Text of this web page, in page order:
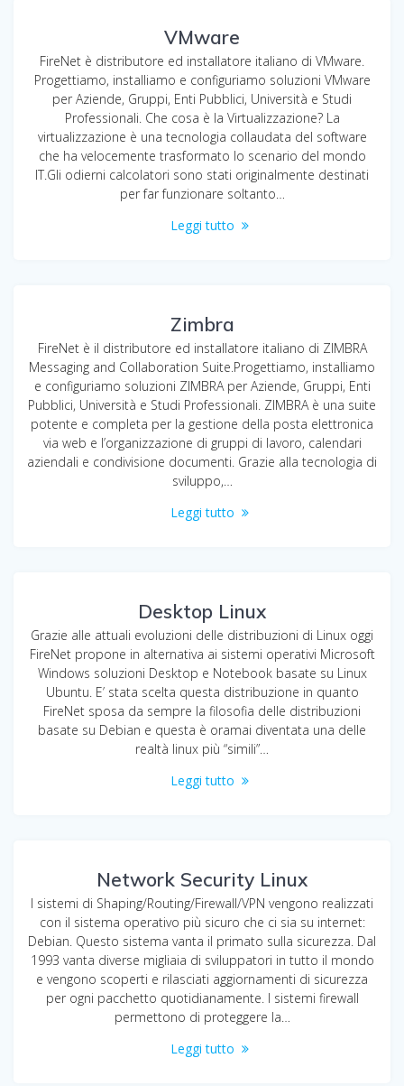
VMware
FireNet è distributore ed installatore italiano di VMware.
Progettiamo, installiamo e configuriamo soluzioni VMware
per Aziende, Gruppi, Enti Pubblici, Università e Studi
Professionali. Che cosa è la Virtualizzazione? La
virtualizzazione è una tecnologia collaudata del software
che ha velocemente trasformato lo scenario del mondo
IT.Gli odierni calcolatori sono stati originalmente destinati
per far funzionare soltanto…
Leggi tutto
Zimbra
FireNet è il distributore ed installatore italiano di ZIMBRA
Messaging and Collaboration Suite.Progettiamo, installiamo
e configuriamo soluzioni ZIMBRA per Aziende, Gruppi, Enti
Pubblici, Università e Studi Professionali. ZIMBRA è una suite
potente e completa per la gestione della posta elettronica
via web e l’organizzazione di gruppi di lavoro, calendari
aziendali e condivisione documenti. Grazie alla tecnologia di
sviluppo,…
Leggi tutto
Desktop Linux
Grazie alle attuali evoluzioni delle distribuzioni di Linux oggi
FireNet propone in alternativa ai sistemi operativi Microsoft
Windows soluzioni Desktop e Notebook basate su Linux
Ubuntu. E’ stata scelta questa distribuzione in quanto
FireNet sposa da sempre la filosofia delle distribuzioni
basate su Debian e questa è oramai diventata una delle
realtà linux più “simili”…
Leggi tutto
Network Security Linux
I sistemi di Shaping/Routing/Firewall/VPN vengono realizzati
con il sistema operativo più sicuro che ci sia su internet:
Debian. Questo sistema vanta il primato sulla sicurezza. Dal
1993 vanta diverse migliaia di sviluppatori in tutto il mondo
e vengono scoperti e rilasciati aggiornamenti di sicurezza
per ogni pacchetto quotidianamente. I sistemi firewall
permettono di proteggere la…
Leggi tutto